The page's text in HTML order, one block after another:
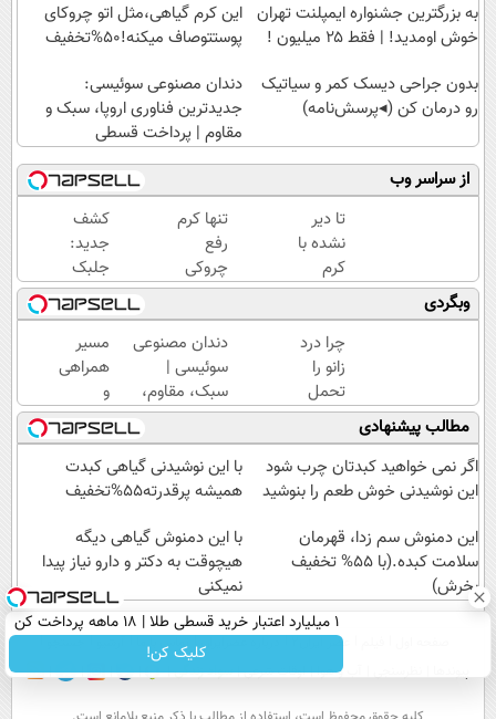
به بزرگترین جشنواره ایمپلنت تهران
خوش اومدید! | فقط ۲۵ میلیون !
این کرم گیاهی،مثل اتو چروکای
پوستتوصاف میکنه!50%تخفیف
بدون جراحی دیسک کمر و سیاتیک
رو درمان کن (◂پرسش‌نامه)
دندان مصنوعی سوئیسی:
جدیدترین فناوری اروپا، سبک و
مقاوم | پرداخت قسطی
از سراسر وب
تا دیر
نشده با
کرم
ضدچروک
جلبک
پوستتو
صاف و
آینه ای
کن!
تنها کرم
رفع
چروکی
که
مجوز
رسمی
وزارت
بهداشت
دارد
کشف
جدید:
جلبک
اسپیرولینا
پیری را
متوقف
می
کند50%تخفیف
وبگردی
چرا درد
زانو را
تحمل
می‌کنی؟
خیلی
ساده
درمنزل
کن
دندان مصنوعی
سوئیسی |
سبک، مقاوم،
طبیعی! ویزیت
رایگان+پرداخت
اقساطی😍
مسیر
همراهی
و
گزارش
عملکرد
گروه
اسنپ
۱۴۰۴
مطالب پیشنهادی
اگر نمی خواهید کبدتان چرب شود
این نوشیدنی خوش طعم را بنوشید
با این نوشیدنی گیاهی کبدت
همیشه پرقدرته55%تخفیف
این دمنوش سم زدا، قهرمان
سلامت کبده.(با 55% تخفیف
بخرش)
با این دمنوش گیاهی دیگه
هیچوقت به دکتر و دارو نیاز پیدا
نمیکنی
۱ میلیارد اعتبار خرید قسطی طلا | ۱۸ ماهه پرداخت کن
کلیک کن!
عصر ایران۲ درباره عصرایران تماس با ما
آب و هوا اوقات شرعی سواد زندگی